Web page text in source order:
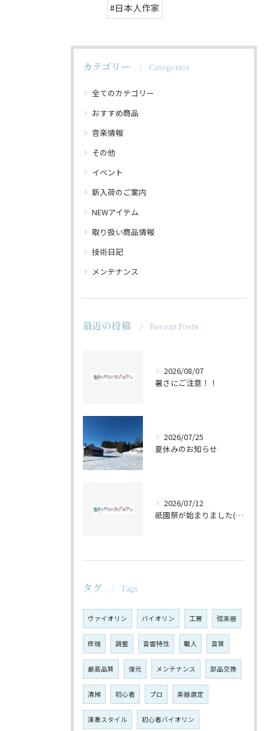
#日本人作家
カテゴリー Categories
全てのカテゴリー
おすすめ商品
音楽情報
その他
イベント
新入荷のご案内
NEWアイテム
取り扱い商品情報
技術日記
メンテナンス
最近の投稿 Recent Posts
2026/08/07
暑さにご注意！！
2026/07/25
夏休みのお知らせ
2026/07/12
祇園祭が始まりました(^^♪
タグ Tags
ヴァイオリン バイオリン 工房 弦楽器
修理 調整 音響特性 職人 音質
最高品質 復元 メンテナンス 部品交換
清掃 初心者 プロ 楽器選定
演奏スタイル 初心者バイオリン